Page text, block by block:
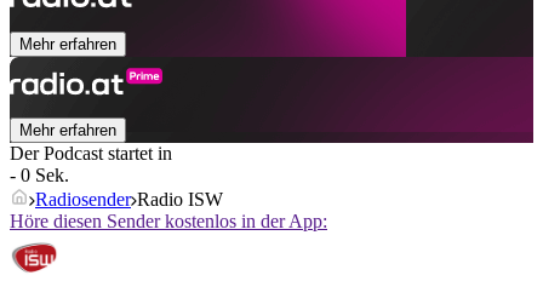
Mehr erfahren
Mehr erfahren
Der Podcast startet in
- 0 Sek.
Radiosender Radio ISW
Höre diesen Sender kostenlos in der App: